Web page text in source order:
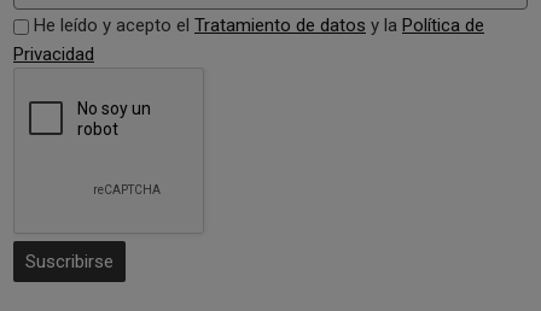
He leído y acepto el Tratamiento de datos y la Política de
Privacidad